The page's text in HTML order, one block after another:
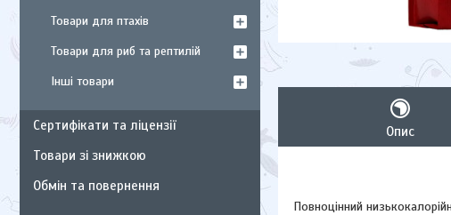
Опис
Повноцінний
Товари для птахів
Товари для риб та рептилій
Інші товари
Сертифікати та ліцензії
Товари зі знижкою
Обмін та повернення